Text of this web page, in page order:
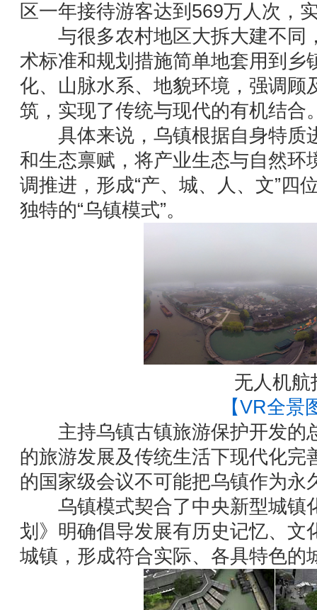
区一年接待游客达到569万人次，
与很多农村地区大拆大建不同
术标准和规划措施简单地套用到
化、山脉水系、地貌环境，强调
筑，实现了传统与现代的有机结合
具体来说，乌镇根据自身特质
和生态禀赋，将产业生态与自然
调推进，形成“产、城、人、文”四
独特的“乌镇模式”。
无人机航
【VR全景
主持乌镇古镇旅游保护开发的
的旅游发展及传统生活下现代化
的国家级会议不可能把乌镇作为永
乌镇模式契合了中央新型城镇
划》明确倡导发展有历史记忆、
城镇，形成符合实际、各具特色的